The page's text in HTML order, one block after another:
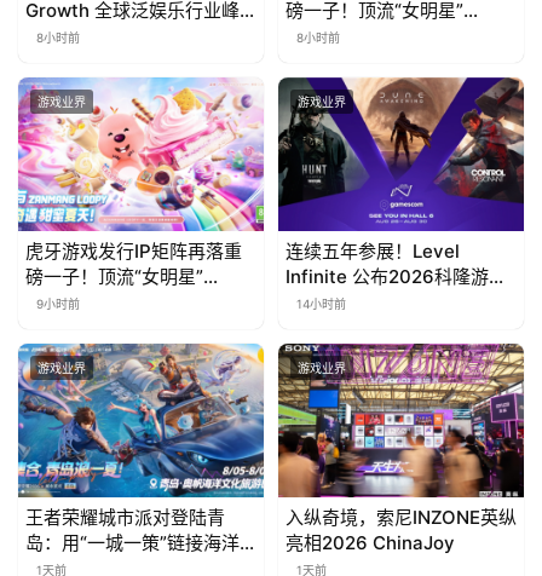
Growth 全球泛娱乐行业峰
会】Agent 时代，人到底负
8小时前
磅一子！顶流“女明星”
ZANMANG LOOPY 正版3D
曝光
8小时前
游戏业界
虎牙游戏发行IP矩阵再落重
磅一子！顶流“女明星”
ZANMANG LOOPY 正版3D
曝光
9小时前
游戏业界
连续五年参展！Level
Infinite 公布2026科隆游戏
展产品阵容
14小时前
游戏业界
王者荣耀城市派对登陆青
岛：用“一城一策”链接海洋
场景，以双向奔赴带动夏日
1天前
游戏业界
入纵奇境，索尼INZONE英纵
亮相2026 ChinaJoy
1天前